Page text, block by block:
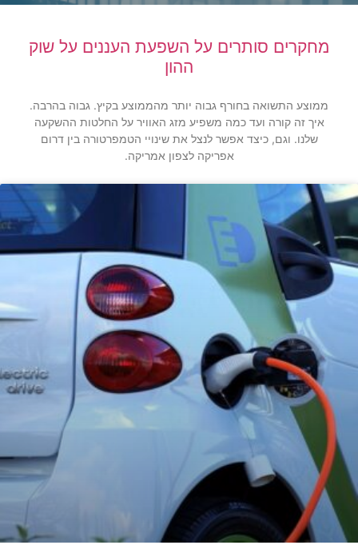
מחקרים סותרים על השפעת העננים על שוק
ההון
ממוצע התשואה בחורף גבוה יותר מהממוצע בקיץ. גבוה בהרבה.
איך זה קורה ועד כמה משפיע מזג האוויר על החלטות ההשקעה
שלנו. וגם, כיצד אפשר לנצל את שינויי הטמפרטורה בין דרום
אפריקה לצפון אמריקה.